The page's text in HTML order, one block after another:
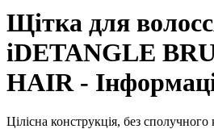
Щітка для
iDETANGLE
HAIR -
Цілісна конструкція, без сполучного